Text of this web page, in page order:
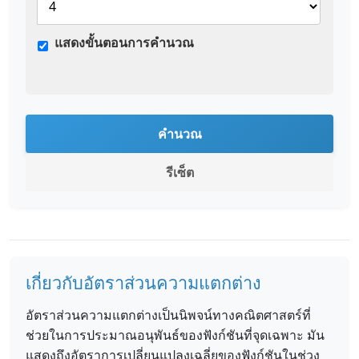
แสดงขั้นตอนการคำนวณ
คำนวณ
รีเซ็ต
เกี่ยวกับอัตราส่วนความแตกต่าง
อัตราส่วนความแตกต่างเป็นนิพจน์ทางคณิตศาสตร์ที่
ช่วยในการประมาณอนุพันธ์ของฟังก์ชันที่จุดเฉพาะ มัน
แสดงถึงอัตราการเปลี่ยนแปลงเฉลี่ยของฟังก์ชันในช่วง